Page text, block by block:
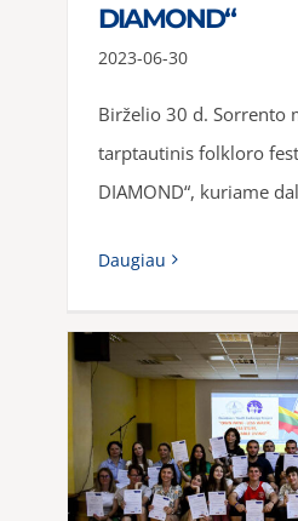
DIAMOND“
2023-06-30
Birželio 30 d. Sorrento
tarptautinis folkloro
DIAMOND“, kuriame
Daugiau